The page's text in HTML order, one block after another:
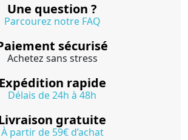
Une question ?
Parcourez notre FAQ
sécurisé
Achetez sans stress
Expédition rapide
Délais de 24h à 48h
gratuite
À partir de 59€ d’achat